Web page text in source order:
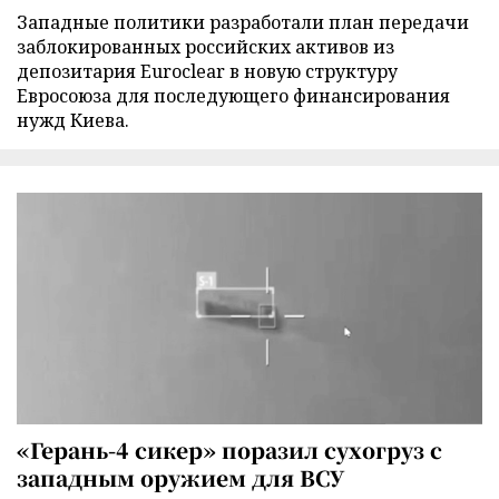
Западные политики разработали план передачи
заблокированных российских активов из
депозитария Euroclear в новую структуру
Евросоюза для последующего финансирования
нужд Киева.
«Герань-4 сикер» поразил сухогруз с
западным оружием для ВСУ